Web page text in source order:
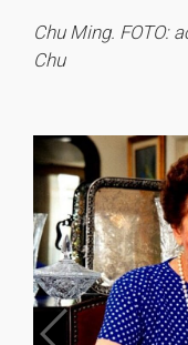
Chu Ming. FOTO:
Chu